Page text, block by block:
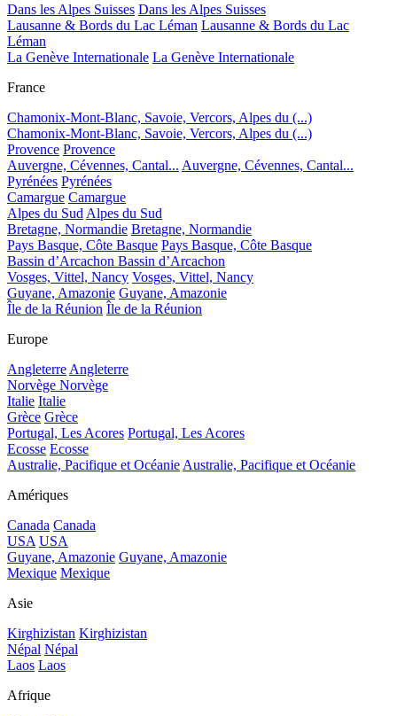
Dans les Alpes Suisses Dans les Alpes Suisses
Lausanne & Bords du Lac Léman Lausanne & Bords du Lac
Léman
La Genève Internationale La Genève Internationale
France
Chamonix-Mont-Blanc, Savoie, Vercors, Alpes du (...)
Chamonix-Mont-Blanc, Savoie, Vercors, Alpes du (...)
Provence Provence
Auvergne, Cévennes, Cantal... Auvergne, Cévennes, Cantal...
Pyrénées Pyrénées
Camargue Camargue
Alpes du Sud Alpes du Sud
Bretagne, Normandie Bretagne, Normandie
Pays Basque, Côte Basque Pays Basque, Côte Basque
Bassin d’Arcachon Bassin d’Arcachon
Vosges, Vittel, Nancy Vosges, Vittel, Nancy
Guyane, Amazonie Guyane, Amazonie
Île de la Réunion Île de la Réunion
Europe
Angleterre Angleterre
Norvège Norvège
Italie Italie
Grèce Grèce
Portugal, Les Acores Portugal, Les Acores
Ecosse Ecosse
Australie, Pacifique et Océanie Australie, Pacifique et Océanie
Amériques
Canada Canada
USA USA
Guyane, Amazonie Guyane, Amazonie
Mexique Mexique
Asie
Kirghizistan Kirghizistan
Népal Népal
Laos Laos
Afrique